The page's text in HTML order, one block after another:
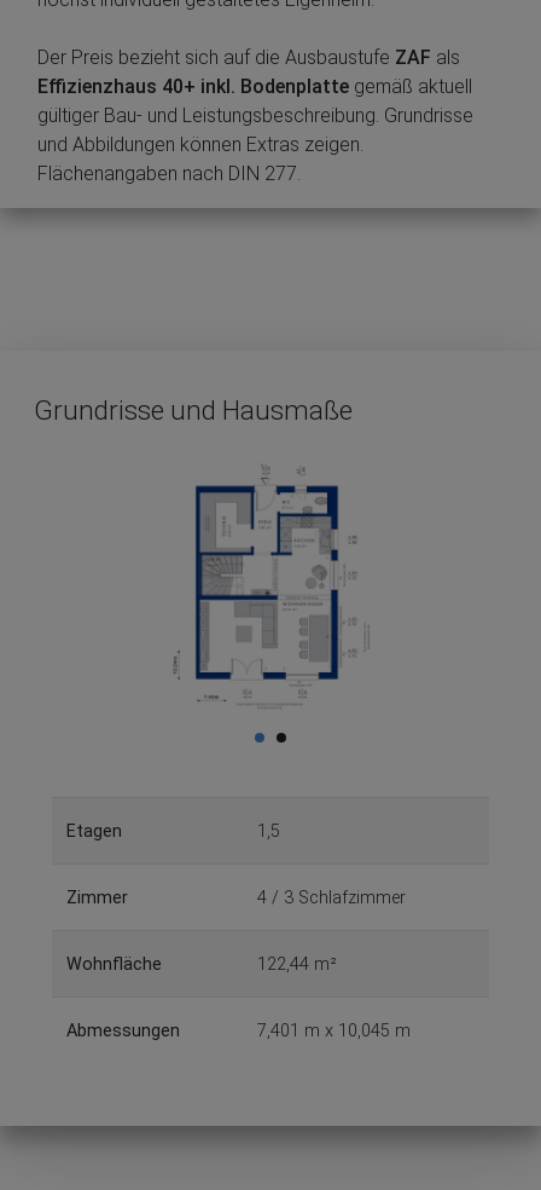
Der Preis bezieht sich auf die Ausbaustufe ZAF als
Effizienzhaus 40+ inkl. Bodenplatte gemäß aktuell
gültiger Bau- und Leistungsbeschreibung. Grundrisse
und Abbildungen können Extras zeigen.
Flächenangaben nach DIN 277.
Grundrisse und Hausmaße
Etagen 1,5
Zimmer 4 / 3 Schlafzimmer
Wohnfläche 122,44 m²
Abmessungen 7,401 m x 10,045 m